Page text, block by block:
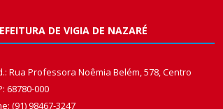
DE VIGIA DE NAZARÉ
Rua Professora Noêmia Belém, 578, Centro
68780-000
(91) 98467-3247